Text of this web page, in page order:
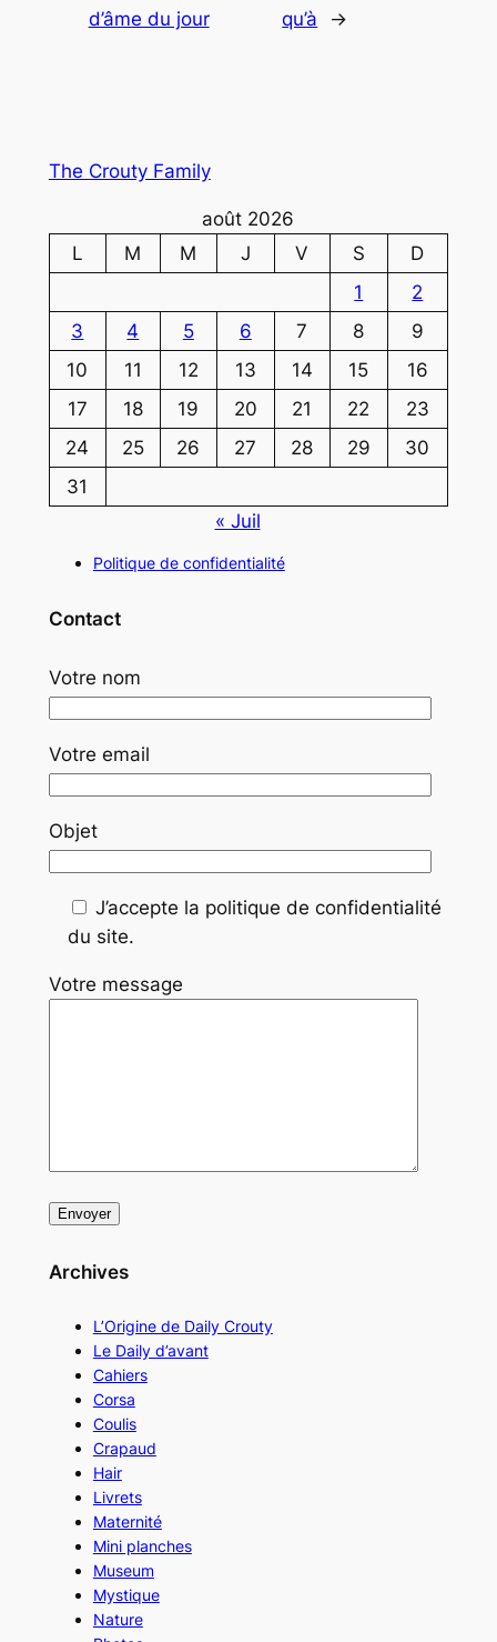
d’âme du jour
qu’à
→
The Crouty Family
août 2026
L
M M J V S
D
1
2
3
4 5 6 7 8
9
10
11 12 13 14 15
16
17
18 19 20 21 22
23
24
25 26 27 28 29
30
31
« Juil
Politique de confidentialité
Contact
Votre nom
Votre email
Objet
J’accepte la politique de confidentialité
du site.
Votre message
Archives
L’Origine de Daily Crouty
Le Daily d’avant
Cahiers
Corsa
Coulis
Crapaud
Hair
Livrets
Maternité
Mini planches
Museum
Mystique
Nature